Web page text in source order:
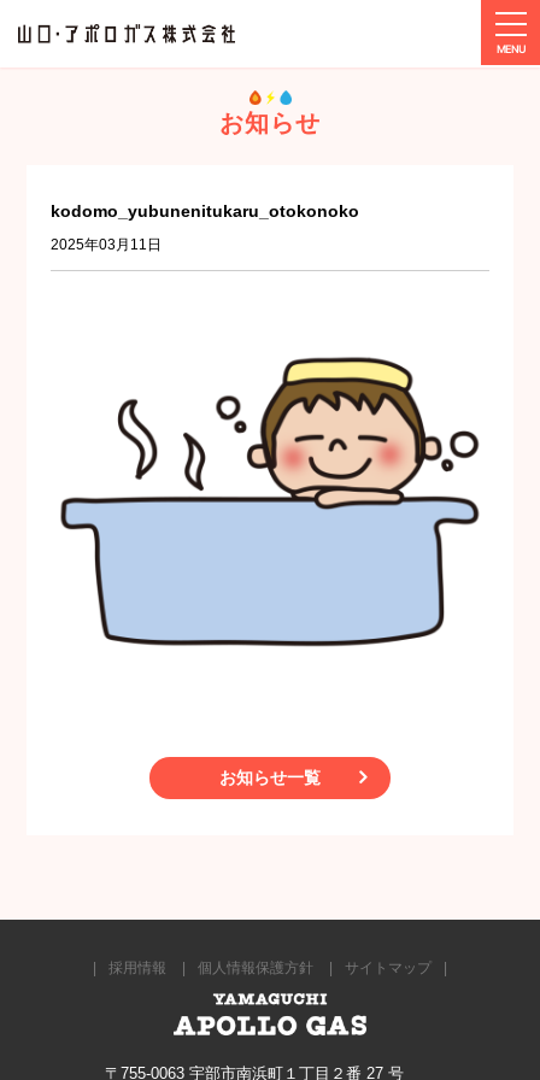
ホーム kodomo_yubunenitukaru_otokonoko
お知らせ
kodomo_yubunenitukaru_otokonoko
2025年03月11日
お知らせ一覧
採用情報 個人情報保護方針 サイトマップ
〒755-0063 宇部市南浜町１丁目２番 27 号